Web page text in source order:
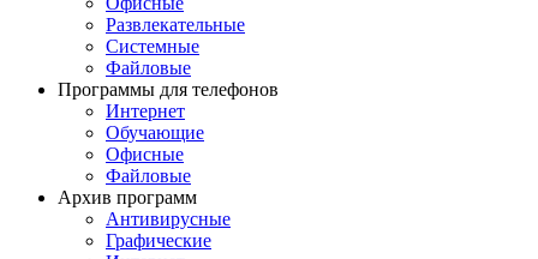
Развлекательные
Системные
Файловые
Программы для телефонов
Интернет
Обучающие
Офисные
Файловые
Архив программ
Антивирусные
Графические